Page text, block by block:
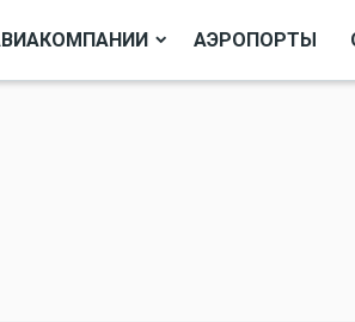
АЭРОПОРТЫ